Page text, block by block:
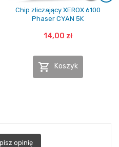
Chip zliczający XEROX 6100
Phaser CYAN 5K
14,00 zł
 Koszyk
opinię